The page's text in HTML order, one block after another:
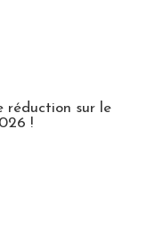
réduction sur le
!